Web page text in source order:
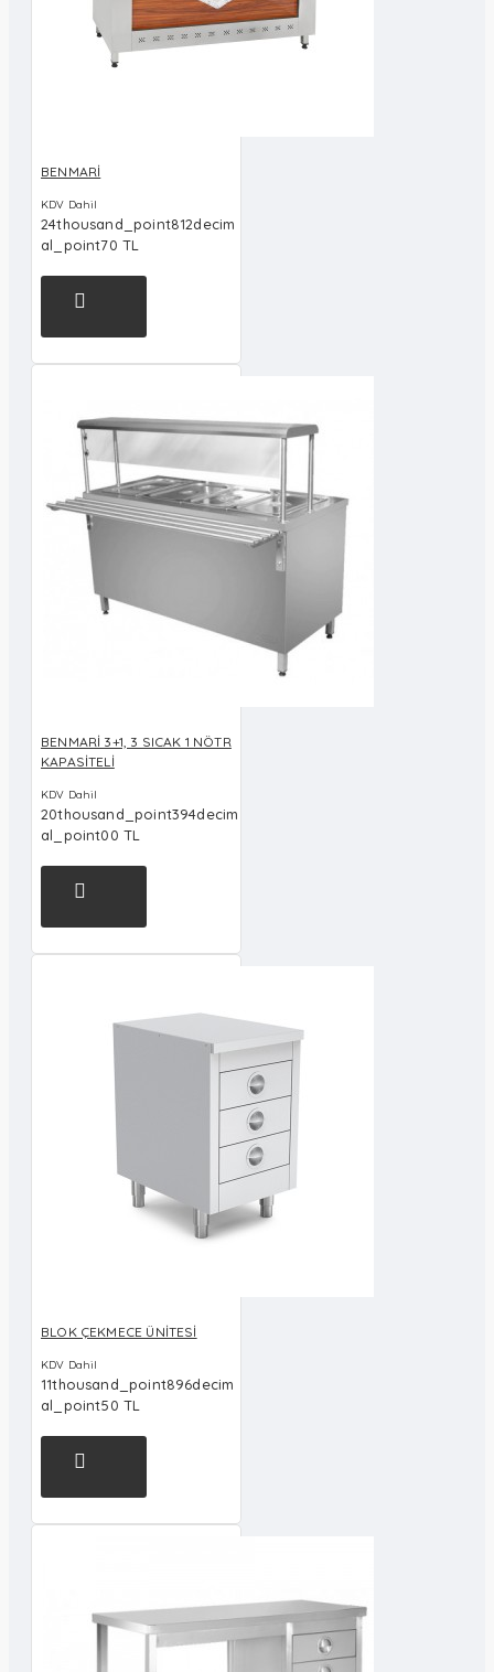
BENMARİ
KDV Dahil
24thousand_point812decim
al_point70 TL
BENMARİ 3+1, 3 SICAK 1 NÖTR
KAPASİTELİ
KDV Dahil
20thousand_point394decim
al_point00 TL
BLOK ÇEKMECE ÜNİTESİ
KDV Dahil
11thousand_point896decim
al_point50 TL